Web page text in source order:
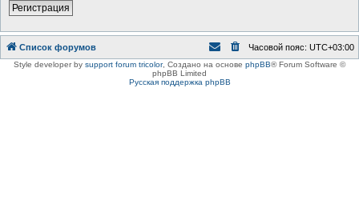
Регистрация
Список форумов Часовой пояс: UTC+03:00
Style developer by support forum tricolor, Создано на основе phpBB® Forum Software ©
phpBB Limited
Русская поддержка phpBB